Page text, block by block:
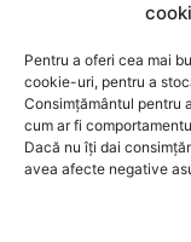
Pentru a oferi cea mai
cookie-uri, pentru a
Consimțământul pentru
cum ar fi
Dacă nu îți dai
avea afecte negative
GDPR